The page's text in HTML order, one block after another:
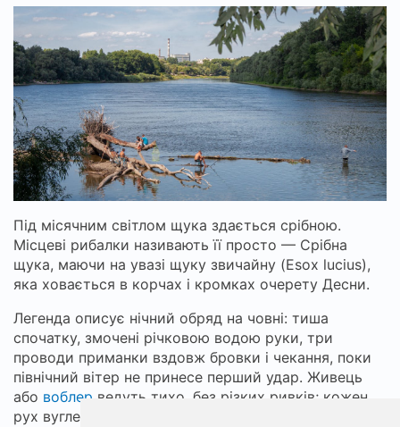
Під місячним світлом щука здається срібною.
Місцеві рибалки називають її просто — Срібна
щука, маючи на увазі щуку звичайну (Esox lucius),
яка ховається в корчах і кромках очерету Десни.
Легенда описує нічний обряд на човні: тиша
спочатку, змочені річковою водою руки, три
проводи приманки вздовж бровки і чекання, поки
північний вітер не принесе перший удар. Живець
або воблер ведуть тихо, без різких ривків; кожен
рух вуглецевого вудилища має значення.